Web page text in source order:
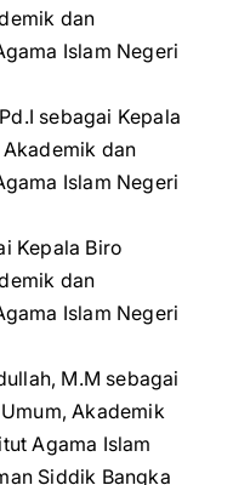
dan
Islam Negeri
sebagai Kepala
dan
Islam Negeri
Kepala Biro
dan
Islam Negeri
M.M sebagai
Akademik
Agama Islam
Siddik Bangka